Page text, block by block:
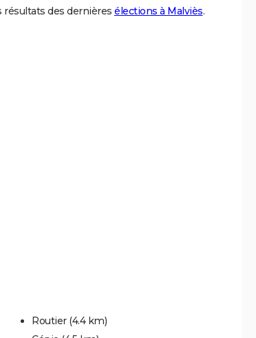
résultats des dernières élections à Malviès.
Routier (4.4 km)